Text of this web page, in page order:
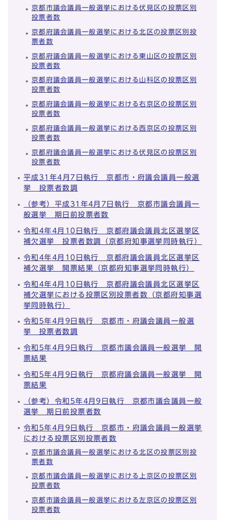
京都市議会議員一般選挙における伏見区の投票区別
投票者数
京都府議会議員一般選挙における北区の投票区別投
票者数
京都府議会議員一般選挙における東山区の投票区別
投票者数
京都府議会議員一般選挙における山科区の投票区別
投票者数
京都府議会議員一般選挙における右京区の投票区別
投票者数
京都府議会議員一般選挙における西京区の投票区別
投票者数
京都府議会議員一般選挙における伏見区の投票区別
投票者数
平成31年4月7日執行 京都市・府議会議員一般選
挙 投票者数調
（参考）平成31年4月7日執行 京都市議会議員一
般選挙 期日前投票者数
令和4年4月10日執行 京都府議会議員北区選挙区
補欠選挙 投票者数調（京都府知事選挙同時執行）
令和4年4月10日執行 京都府議会議員北区選挙区
補欠選挙 開票結果（京都府知事選挙同時執行）
令和4年4月10日執行 京都府議会議員北区選挙区
補欠選挙における投票区別投票者数（京都府知事選
挙同時執行）
令和5年4月9日執行 京都市・府議会議員一般選
挙 投票者数調
令和5年4月9日執行 京都市議会議員一般選挙 開
票結果
令和5年4月9日執行 京都府議会議員一般選挙 開
票結果
（参考）令和5年4月9日執行 京都市議会議員一般
選挙 期日前投票者数
令和5年4月9日執行 京都市・府議会議員一般選挙
における投票区別投票者数
京都市議会議員一般選挙における北区の投票区別投
票者数
京都市議会議員一般選挙における上京区の投票区別
投票者数
京都市議会議員一般選挙における左京区の投票区別
投票者数